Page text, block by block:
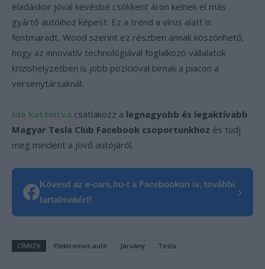
eladáskor jóval kevésbé csökkent áron kelnek el más
gyártó autóihoz képest. Ez a trend a vírus alatt is
fentmaradt, Wood szerint ez részben annak köszönhető,
hogy az innovatív technológiával foglalkozó vállalatok
krízishelyzetben is jobb pozícióval bírnak a piacon a
versenytársaknál.
Ide kattintva csatlakozz a legnagyobb és legaktívabb
Magyar Tesla Club Facebook csoportunkhoz és tudj
meg mindent a jövő autójáról.
Kövesd az e-cars.hu-t a Facebookon is, további
tartalmakért!
›
CÍMKÉK Elektromos autó Járvány Tesla